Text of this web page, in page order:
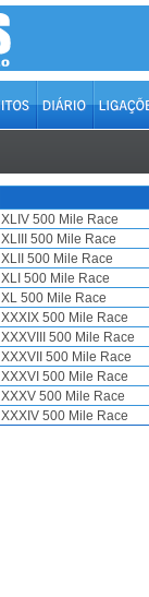
XLIV 500 Mile Race
XLIII 500 Mile Race
XLII 500 Mile Race
XLI 500 Mile Race
XL 500 Mile Race
XXXIX 500 Mile Race
XXXVIII 500 Mile Race
XXXVII 500 Mile Race
XXXVI 500 Mile Race
XXXV 500 Mile Race
XXXIV 500 Mile Race